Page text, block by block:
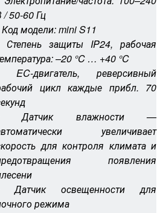
/ 50-60 Гц
Код модели: mini S11
Степень защиты IP24, рабочая
–20 °C … +40 °C
EC-двигатель, реверсивный
цикл каждые прибл. 70
Датчик влажности —
увеличивает
для контроля климата и
появления
Датчик освещенности для
режима